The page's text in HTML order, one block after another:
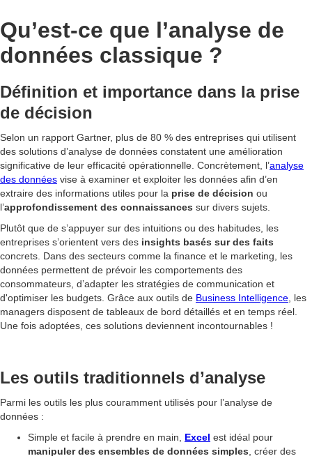
Qu’est-ce que l’analyse de
données classique ?
Définition et importance dans la prise
de décision
Selon un rapport Gartner, plus de 80 % des entreprises qui utilisent
des solutions d’analyse de données constatent une amélioration
significative de leur efficacité opérationnelle. Concrètement, l’analyse
des données vise à examiner et exploiter les données afin d’en
extraire des informations utiles pour la prise de décision ou
l’approfondissement des connaissances sur divers sujets.
Plutôt que de s’appuyer sur des intuitions ou des habitudes, les
entreprises s’orientent vers des insights basés sur des faits
concrets. Dans des secteurs comme la finance et le marketing, les
données permettent de prévoir les comportements des
consommateurs, d’adapter les stratégies de communication et
d'optimiser les budgets. Grâce aux outils de Business Intelligence , les
managers disposent de tableaux de bord détaillés et en temps réel.
Une fois adoptées, ces solutions deviennent incontournables !
Les outils traditionnels d’analyse
Parmi les outils les plus couramment utilisés pour l’analyse de
données :
Simple et facile à prendre en main, Excel est idéal pour
manipuler des ensembles de données simples , créer des